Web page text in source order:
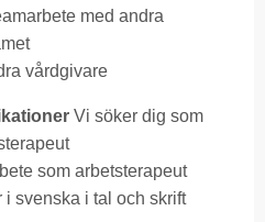
med andra
vårdgivare
Vi söker dig som
som arbetsterapeut
i svenska i tal och skrift